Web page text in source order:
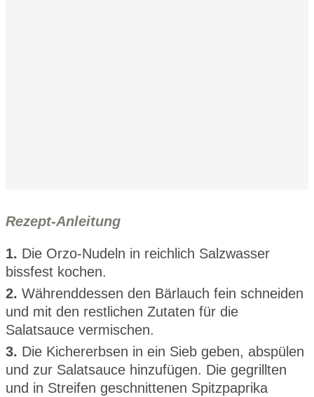
Rezept-Anleitung
1. Die Orzo-Nudeln in reichlich Salzwasser
bissfest kochen.
2. Währenddessen den Bärlauch fein schneiden
und mit den restlichen Zutaten für die
Salatsauce vermischen.
3. Die Kichererbsen in ein Sieb geben, abspülen
und zur Salatsauce hinzufügen. Die gegrillten
und in Streifen geschnittenen Spitzpaprika